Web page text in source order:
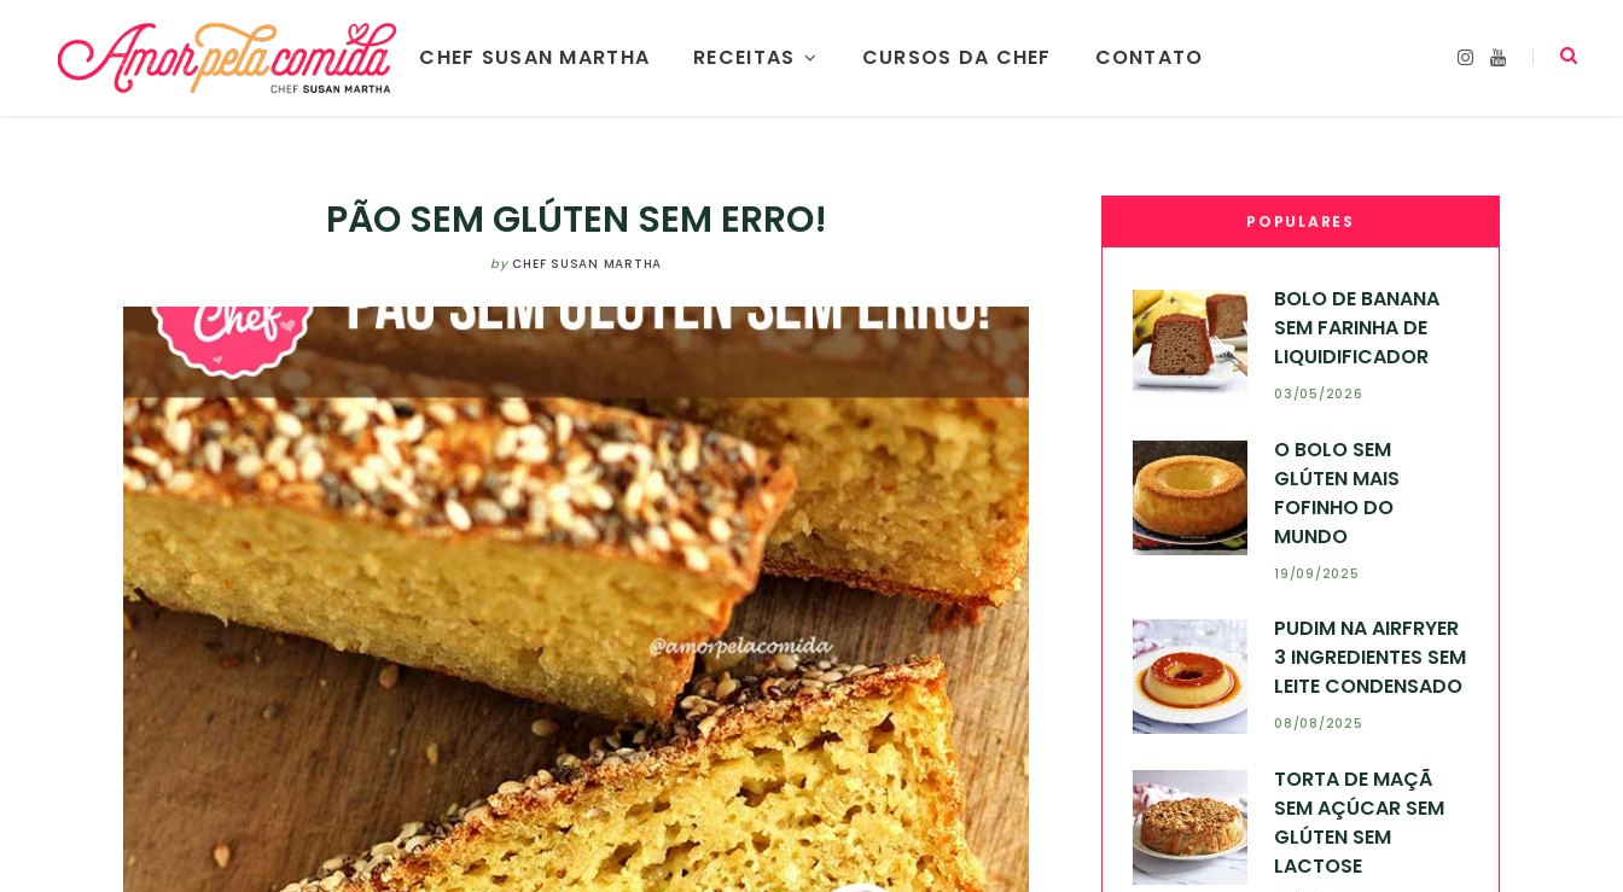
CHEF SUSAN MARTHA RECEITAS CURSOS DA CHEF CONTATO
I
m
Y
PÃO SEM GLÚTEN SEM ERRO!
by CHEF SUSAN MARTHA
POPULARES
BOLO DE BANANA
SEM FARINHA DE
LIQUIDIFICADOR
03/05/2026
O BOLO SEM
GLÚTEN MAIS
FOFINHO DO
MUNDO
19/09/2025
PUDIM NA AIRFRYER
3 INGREDIENTES SEM
LEITE CONDENSADO
08/08/2025
TORTA DE MAÇÃ
SEM AÇÚCAR SEM
GLÚTEN SEM
LACTOSE